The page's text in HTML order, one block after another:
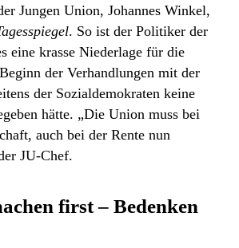
Jungen Union, Johannes Winkel,
. So ist der Politiker der
eine krasse Niederlage für die
der Verhandlungen mit der
der Sozialdemokraten keine
hätte. „Die Union muss bei
auch bei der Rente nun
JU-Chef.
first – Bedenken